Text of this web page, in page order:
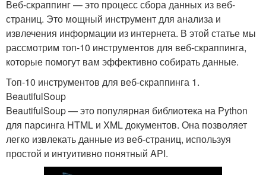
Веб-скраппинг — это процесс сбора данных из веб-
страниц. Это мощный инструмент для анализа и
извлечения информации из интернета. В этой статье мы
рассмотрим топ-10 инструментов для веб-скраппинга,
которые помогут вам эффективно собирать данные.
Топ-10 инструментов для веб-скраппинга 1.
BeautifulSoup
BeautifulSoup — это популярная библиотека на Python
для парсинга HTML и XML документов. Она позволяет
легко извлекать данные из веб-страниц, используя
простой и интуитивно понятный API.